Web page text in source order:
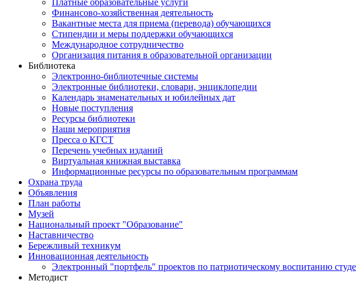
Платные образовательные услуги
Финансово-хозяйственная деятельность
Вакантные места для приема (перевода) обучающихся
Стипендии и меры поддержки обучающихся
Международное сотрудничество
Организация питания в образовательной организации
Библиотека
Электронно-библиотечные системы
Электронные библиотеки, словари, энциклопедии
Календарь знаменательных и юбилейных дат
Новые поступления
Ресурсы библиотеки
Наши мероприятия
Пресса о КГСТ
Перечень учебных изданий
Виртуальная книжная выставка
Информационные ресурсы по образовательным программам
Охрана труда
Объявления
План работы
Музей
Национальный проект "Образование"
Наставничество
Бережливый техникум
Инновационная деятельность
Электронный "портфель" проектов по патриотическому воспитанию
Методист